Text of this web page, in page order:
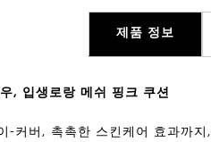
제품 정보
, 입생로랑 메쉬 핑크 쿠션
-커버, 촉촉한 스킨케어 효과까지,